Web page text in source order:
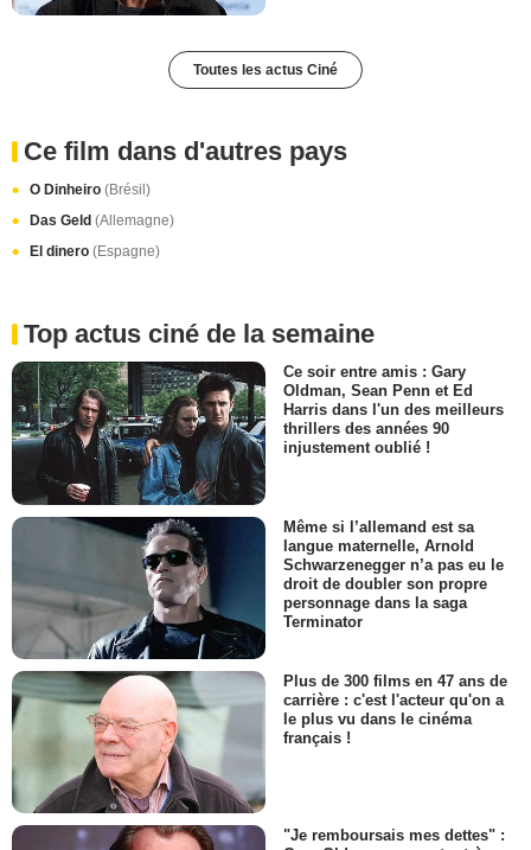
Toutes les actus Ciné
Ce film dans d'autres pays
O Dinheiro (Brésil)
Das Geld (Allemagne)
El dinero (Espagne)
Top actus ciné de la semaine
Ce soir entre amis : Gary
Oldman, Sean Penn et Ed
Harris dans l'un des meilleurs
thrillers des années 90
injustement oublié !
Même si l’allemand est sa
langue maternelle, Arnold
Schwarzenegger n’a pas eu le
droit de doubler son propre
personnage dans la saga
Terminator
Plus de 300 films en 47 ans de
carrière : c'est l'acteur qu'on a
le plus vu dans le cinéma
français !
"Je remboursais mes dettes" :